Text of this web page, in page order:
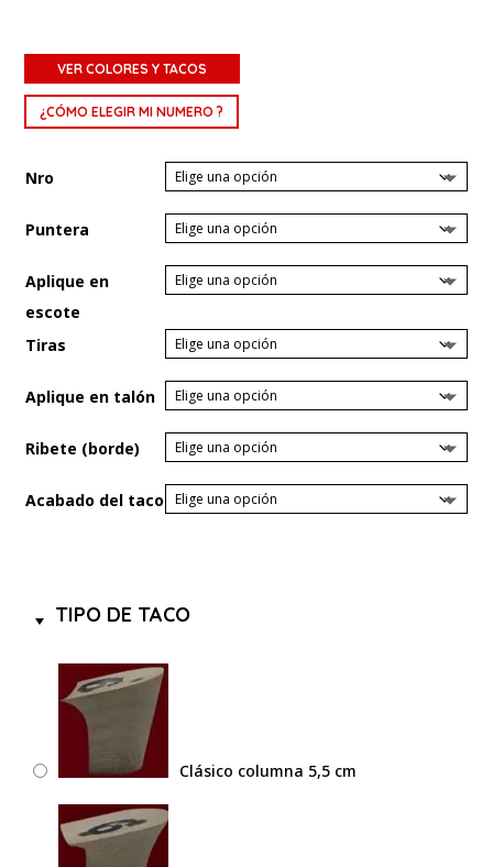
VER COLORES Y TACOS
¿CÓMO ELEGIR MI NUMERO ?
Nro
Puntera
Aplique en
escote
Tiras
Aplique en talón
Ribete (borde)
Acabado del taco
TIPO DE TACO
Clásico columna 5,5 cm